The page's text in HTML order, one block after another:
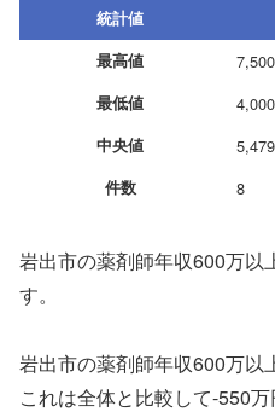
統計値
最高値
最低値
中央値
件数 8
岩出市の薬剤師年収600万以
す。
岩出市の薬剤師年収600万以
これは全体と比較して-550万